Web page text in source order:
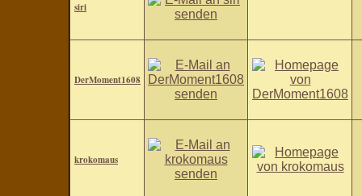
siri
DerMoment1608
krokomaus